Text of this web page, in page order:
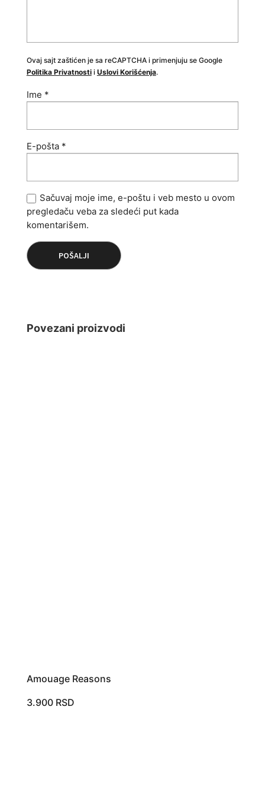
Ovaj sajt zaštićen je sa reCAPTCHA i primenjuju se Google
Politika Privatnostii Uslovi Korišćenja.
Ime *
E-pošta *
Sačuvaj moje ime, e-poštu i veb mesto u ovom
pregledaču veba za sledeći put kada
komentarišem.
Povezani proizvodi
Amouage Reasons
3.900 RSD